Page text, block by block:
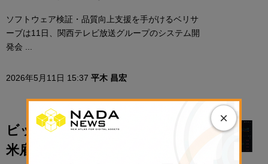
ソフトウェア検証・品質向上支援を手がけるベリサ
ーブは11日、関西テレビ放送グループのシステム開
発会 ...
2026年5月11日 15:37 平木 昌宏
ビットコイン一時8万ドル割れ、
米雇用統計の大幅上振れで逆風
×